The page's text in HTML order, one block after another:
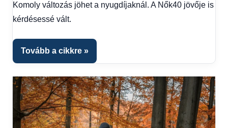
Gazdaság,
Komoly változás jöhet a nyugdíjaknál. A Nők40 jövője is
kérdésessé vált.
Tovább a cikkre